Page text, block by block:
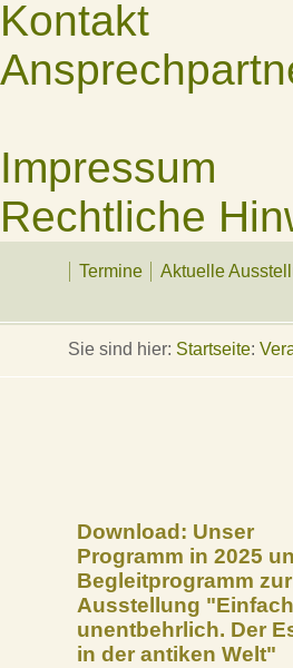
Kontakt
Impressum
Rechtliche
Termine Aktuelle
Sie sind hier: Startseite:
Download: Unser
Programm in 2025
Begleitprogramm zur
Ausstellung "Einfach
unentbehrlich. Der
in der antiken Welt"